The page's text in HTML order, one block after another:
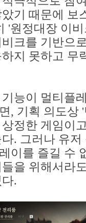
기 때문에 보
'원정대장 이
크를 기반으
지 못하고 무
능이 멀티플
, 기획 의도상
정한 게임이
. 그러나 유
이를 즐길 수
을 위해서라
.